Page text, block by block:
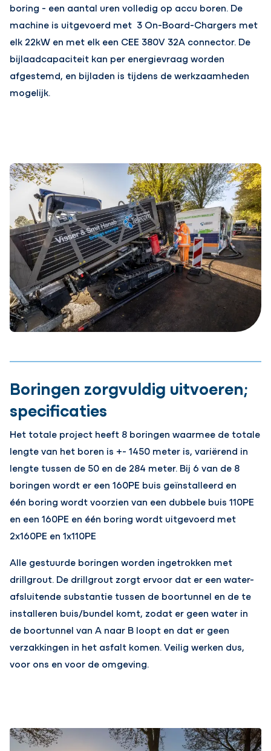
boring - een aantal uren volledig op accu boren. De
machine is uitgevoerd met 3 On-Board-Chargers met
elk 22kW en met elk een CEE 380V 32A connector. De
bijlaadcapaciteit kan per energievraag worden
afgestemd, en bijladen is tijdens de werkzaamheden
mogelijk.
Boringen zorgvuldig uitvoeren;
specificaties
Het totale project heeft 8 boringen waarmee de totale
lengte van het boren is +- 1450 meter is, variërend in
lengte tussen de 50 en de 284 meter. Bij 6 van de 8
boringen wordt er een 160PE buis geïnstalleerd en
één boring wordt voorzien van een dubbele buis 110PE
en een 160PE en één boring wordt uitgevoerd met
2x160PE en 1x110PE
Alle gestuurde boringen worden ingetrokken met
drillgrout. De drillgrout zorgt ervoor dat er een water-
afsluitende substantie tussen de boortunnel en de te
installeren buis/bundel komt, zodat er geen water in
de boortunnel van A naar B loopt en dat er geen
verzakkingen in het asfalt komen. Veilig werken dus,
voor ons en voor de omgeving.